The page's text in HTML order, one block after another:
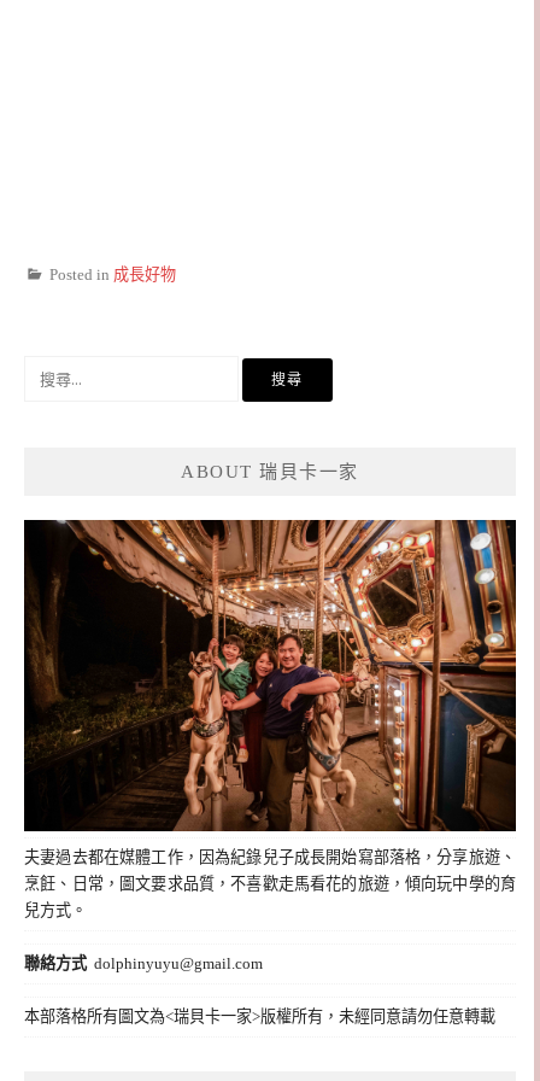
Posted in 成長好物
ABOUT 瑞貝卡一家
夫妻過去都在媒體工作，因為紀錄兒子成長開始寫部落格，分享旅遊、
烹飪、日常，圖文要求品質，不喜歡走馬看花的旅遊，傾向玩中學的育
兒方式。
聯絡方式 dolphinyuyu@gmail.com
本部落格所有圖文為<瑞貝卡一家>版權所有，未經同意請勿任意轉載